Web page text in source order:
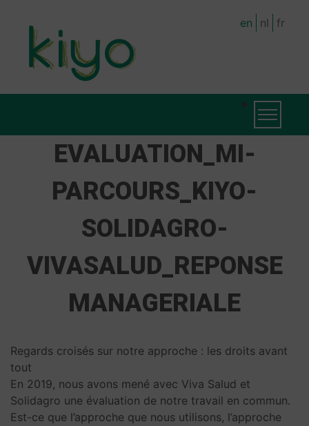
content
en nl fr
NAVIGATION
Toggle
EVALUATION_MI-
PARCOURS_KIYO-
SOLIDAGRO-
VIVASALUD_REPONSE
MANAGERIALE
Regards croisés sur notre approche : les droits avant
tout
En 2019, nous avons mené avec Viva Salud et
Solidagro une évaluation de notre travail en commun.
Est-ce que l’approche que nous utilisons, l’approche